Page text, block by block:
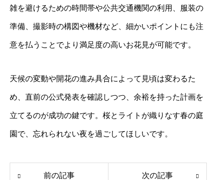
雑を避けるための時間帯や公共交通機関の利用、服装の
準備、撮影時の構図や機材など、細かいポイントにも注
意を払うことでより満足度の高いお花見が可能です。
天候の変動や開花の進み具合によって見頃は変わるた
め、直前の公式発表を確認しつつ、余裕を持った計画を
立てるのが成功の鍵です。桜とライトが織りなす春の庭
園で、忘れられない夜を過ごしてほしいです。
前の記事 次の記事